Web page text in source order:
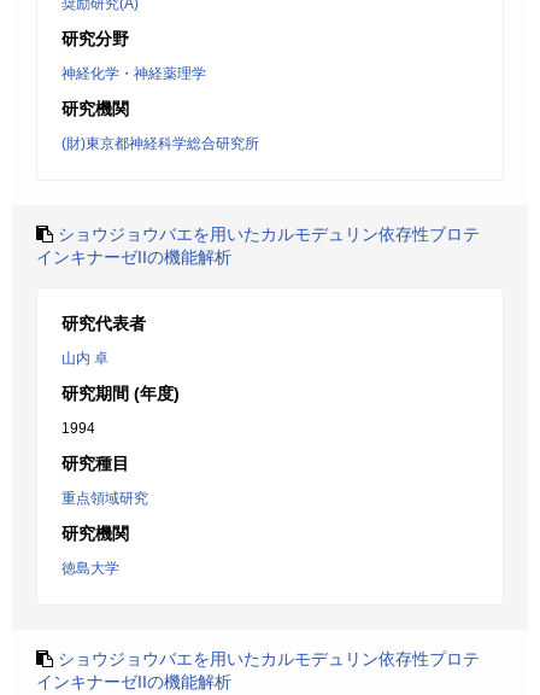
奨励研究(A)
研究分野
神経化学・神経薬理学
研究機関
(財)東京都神経科学総合研究所
ショウジョウバエを用いたカルモデュリン依存性ブロテ
インキナーゼIIの機能解析
研究代表者
山内 卓
研究期間 (年度)
1994
研究種目
重点領域研究
研究機関
徳島大学
ショウジョウバエを用いたカルモデュリン依存性プロテ
インキナーゼIIの機能解析